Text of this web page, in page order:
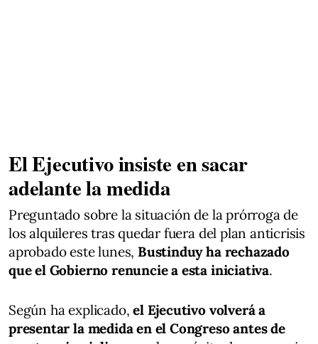
El Ejecutivo insiste en sacar
adelante la medida
Preguntado sobre la situación de la prórroga de
los alquileres tras quedar fuera del plan anticrisis
aprobado este lunes, Bustinduy ha rechazado
que el Gobierno renuncie a esta iniciativa.
Según ha explicado,el Ejecutivo volverá a
presentar la medida en el Congreso antes de